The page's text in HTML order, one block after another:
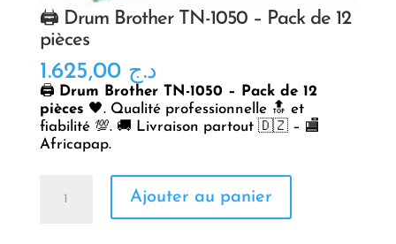
🖨️ Drum Brother TN-1050 – Pack de 12
pièces
د.ج 1.625,00
🖨️ Drum Brother TN-1050 – Pack de 12
pièces 🖤. Qualité professionnelle 🔝 et
fiabilité 💯. 🚚 Livraison partout 🇩🇿 – 🏬
Africapap.
Ajouter au panier